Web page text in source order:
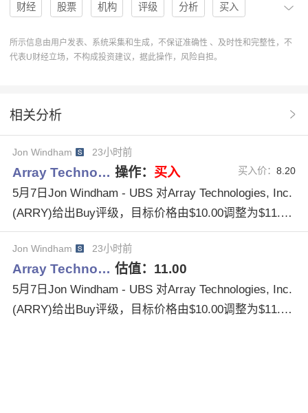
财经 股票 机构 评级 分析 买入
买入评级 U股票 协作 操作 分析系统
ChristineCho
BijuPerincheril ArrayTechnologies
所示信息由用户发表、系统采集和生成，不保证准确性 、及时性和完整性，不
代表U财经立场，不构成投资建议，据此操作，风险自担。
相关分析
Jon Windham 23小时前
Array Techno… 操作： 买入 买入价：8.20
5月7日Jon Windham - UBS 对Array Technologies, Inc.
(ARRY)给出Buy评级，目标价格由$10.00调整为$11.0
0。
Jon Windham 23小时前
Array Techno… 估值： 11.00
5月7日Jon Windham - UBS 对Array Technologies, Inc.
(ARRY)给出Buy评级，目标价格由$10.00调整为$11.0